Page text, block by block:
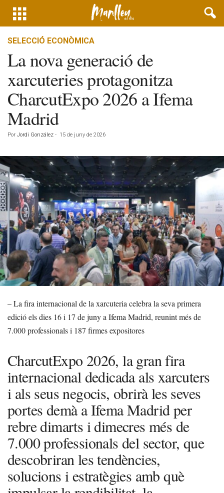
SELECCIÓ ECONÒMICA
La nova generació de
xarcuteries protagonitza
CharcutExpo 2026 a Ifema
Madrid
Por Jordi González - 15 de juny de 2026
– La fira internacional de la xarcuteria celebra la seva primera
edició els dies 16 i 17 de juny a Ifema Madrid, reunint més de
7.000 professionals i 187 firmes expositores
CharcutExpo 2026, la gran fira
internacional dedicada als xarcuters
i als seus negocis, obrirà les seves
portes demà a Ifema Madrid per
rebre dimarts i dimecres més de
7.000 professionals del sector, que
descobriran les tendències,
solucions i estratègies amb què